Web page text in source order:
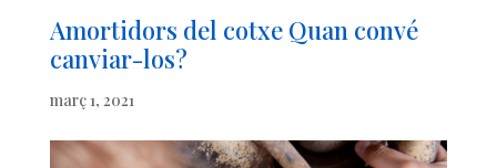
Amortidors del cotxe Quan convé
canviar-los?
març 1, 2021